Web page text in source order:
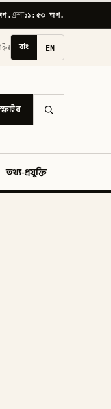
এশা১১:৫৩ অপ.
বাং EN
তথ্য-প্রযুক্তি